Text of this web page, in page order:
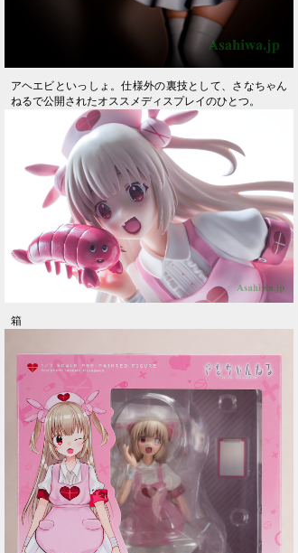
アヘエビといっしょ。仕様外の裏技として、さなちゃん
ねるで公開されたオススメディスプレイのひとつ。
箱